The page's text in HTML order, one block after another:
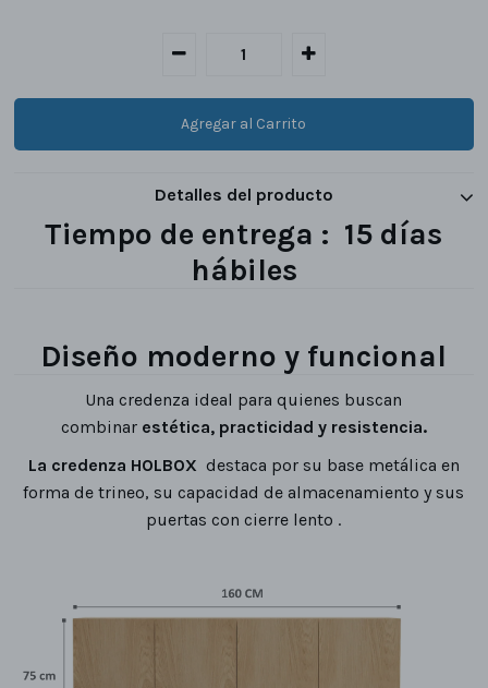
Detalles del producto
Tiempo de entrega : 15 días
hábiles
Diseño moderno y funcional
Una credenza ideal para quienes buscan
combinar estética, practicidad y resistencia.
La credenza HOLBOX destaca por su base metálica en
forma de trineo, su capacidad de almacenamiento y sus
puertas con cierre lento .